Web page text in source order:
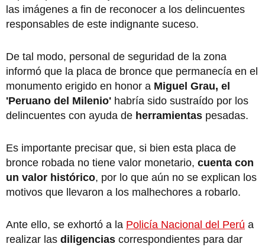
las imágenes a fin de reconocer a los delincuentes
responsables de este indignante suceso.
De tal modo, personal de seguridad de la zona
informó que la placa de bronce que permanecía en el
monumento erigido en honor a Miguel Grau, el
'Peruano del Milenio' habría sido sustraído por los
delincuentes con ayuda de herramientas pesadas.
Es importante precisar que, si bien esta placa de
bronce robada no tiene valor monetario, cuenta con
un valor histórico, por lo que aún no se explican los
motivos que llevaron a los malhechores a robarlo.
Ante ello, se exhortó a la Policía Nacional del Perú a
realizar las diligencias correspondientes para dar